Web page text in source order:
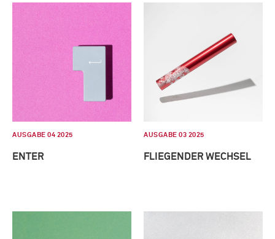
AUSGABE 04 2025
ENTER
AUSGABE 03 2025
FLIEGENDER WECHSEL